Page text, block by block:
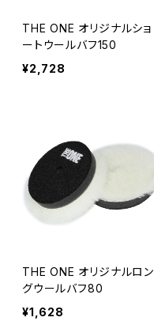
THE ONE オリジナルショ
ートウールバフ150
¥2,728
THE ONE オリジナルロン
グウールバフ80
¥1,628